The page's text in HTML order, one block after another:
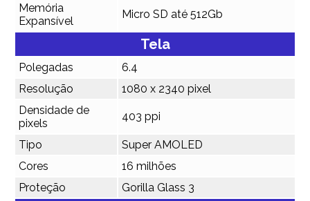
Memória
Expansível
Micro SD até 512Gb
Tela
Polegadas
6.4
Resolução
1080 x 2340 pixel
Densidade de
pixels
403 ppi
Tipo
Super AMOLED
Cores
16 milhões
Proteção
Gorilla Glass 3